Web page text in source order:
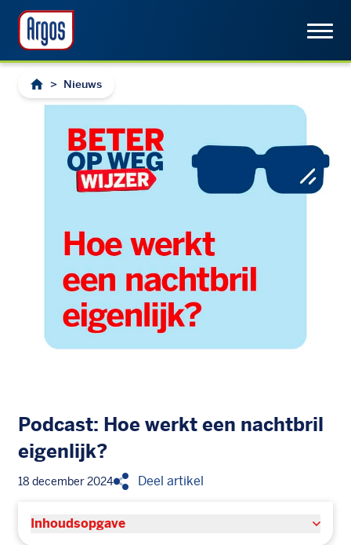
> Nieuws
Podcast: Hoe werkt een nachtbril
eigenlijk?
18 december 2024 Deel artikel
Inhoudsopgave